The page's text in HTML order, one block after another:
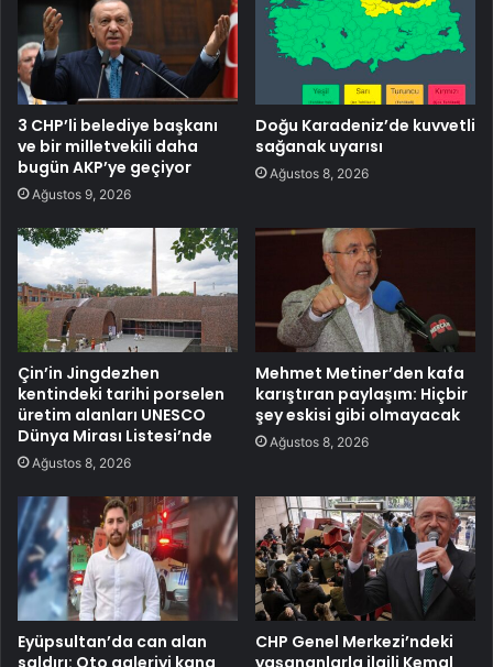
3 CHP’li belediye başkanı
ve bir milletvekili daha
bugün AKP’ye geçiyor
Ağustos 9, 2026
Doğu Karadeniz’de kuvvetli
sağanak uyarısı
Ağustos 8, 2026
Çin’in Jingdezhen
kentindeki tarihi porselen
üretim alanları UNESCO
Dünya Mirası Listesi’nde
Ağustos 8, 2026
Mehmet Metiner’den kafa
karıştıran paylaşım: Hiçbir
şey eskisi gibi olmayacak
Ağustos 8, 2026
Eyüpsultan’da can alan
saldırı: Oto galeriyi kana
CHP Genel Merkezi’ndeki
yaşananlarla ilgili Kemal